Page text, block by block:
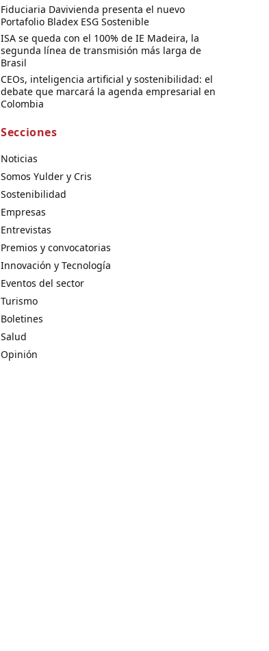
Fiduciaria Davivienda presenta el nuevo
Portafolio Bladex ESG Sostenible
ISA se queda con el 100% de IE Madeira, la
segunda línea de transmisión más larga de
Brasil
CEOs, inteligencia artificial y sostenibilidad: el
debate que marcará la agenda empresarial en
Colombia
Secciones
Noticias
Somos Yulder y Cris
Sostenibilidad
Empresas
Entrevistas
Premios y convocatorias
Innovación y Tecnología
Eventos del sector
Turismo
Boletines
Salud
Opinión